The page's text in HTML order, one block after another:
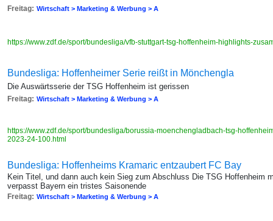
Freitag: Wirtschaft > Marketing & Werbung > A
https://www.zdf.de/sport/bundesliga/vfb-stuttgart-tsg-hoffenheim-highlights-
Bundesliga: Hoffenheimer Serie reißt in Mönchengla
Die Auswärtsserie der TSG Hoffenheim ist gerissen
Freitag: Wirtschaft > Marketing & Werbung > A
https://www.zdf.de/sport/bundesliga/borussia-moenchengladbach-tsg-
2023-24-100.html
Bundesliga: Hoffenheims Kramaric entzaubert FC Bay
Kein Titel, und dann auch kein Sieg zum Abschluss Die TSG Hoffenheim
verpasst Bayern ein tristes Saisonende
Freitag: Wirtschaft > Marketing & Werbung > A